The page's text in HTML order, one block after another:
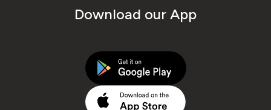
Download our App